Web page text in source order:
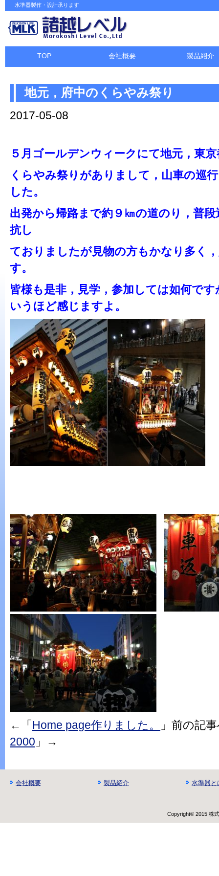
水準器製作・設計承ります
TOP 会社概要 製品紹介
地元，府中のくらやみ祭り
2017-05-08
５月ゴールデンウィークにて地元，東
くらやみ祭りがありまして，山車の巡
した。
出発から帰路まで約９㎞の道のり，普
抗し
ておりましたが見物の方もかなり多く
す。
皆様も是非，見学，参加しては如何で
いうほど感じますよ。
←「Home page作りました。
」前の
2000 」→
会社概要 製品紹介 水準器と
Copyright© 2015 株